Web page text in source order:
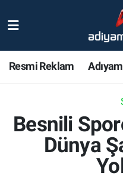
Resmi Reklam
Besnili
Dünya
Magazin
Bölge Haberleri
Nöbetçi Eczaneler
Adiyaman Namaz
Trafik Durumu
Süper Lig Puan